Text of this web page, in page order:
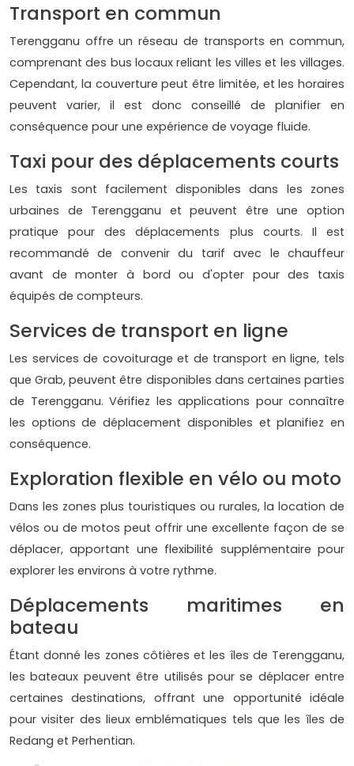
Transport en commun
Terengganu offre un réseau de transports en commun,
comprenant des bus locaux reliant les villes et les villages.
Cependant, la couverture peut être limitée, et les horaires
peuvent varier, il est donc conseillé de planifier en
conséquence pour une expérience de voyage fluide.
Taxi pour des déplacements courts
Les taxis sont facilement disponibles dans les zones
urbaines de Terengganu et peuvent être une option
pratique pour des déplacements plus courts. Il est
recommandé de convenir du tarif avec le chauffeur
avant de monter à bord ou d'opter pour des taxis
équipés de compteurs.
Services de transport en ligne
Les services de covoiturage et de transport en ligne, tels
que Grab, peuvent être disponibles dans certaines parties
de Terengganu. Vérifiez les applications pour connaître
les options de déplacement disponibles et planifiez en
conséquence.
Exploration flexible en vélo ou moto
Dans les zones plus touristiques ou rurales, la location de
vélos ou de motos peut offrir une excellente façon de se
déplacer, apportant une flexibilité supplémentaire pour
explorer les environs à votre rythme.
Déplacements maritimes en
bateau
Étant donné les zones côtières et les îles de Terengganu,
les bateaux peuvent être utilisés pour se déplacer entre
certaines destinations, offrant une opportunité idéale
pour visiter des lieux emblématiques tels que les îles de
Redang et Perhentian.